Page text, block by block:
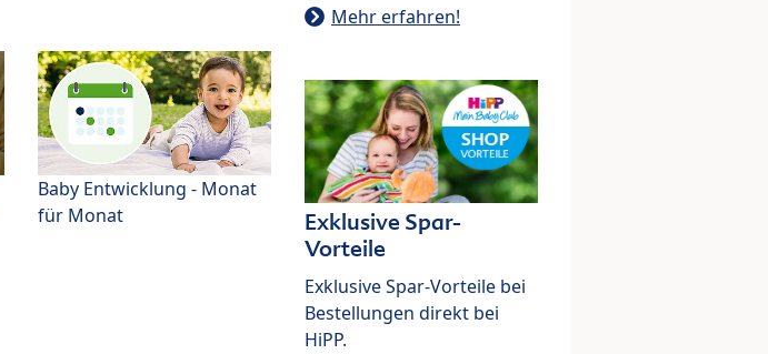
Baby Entwicklung - Monat
für Monat
Mehr erfahren!
Exklusive Spar-
Vorteile
Exklusive Spar-Vorteile bei
Bestellungen direkt bei
HiPP.